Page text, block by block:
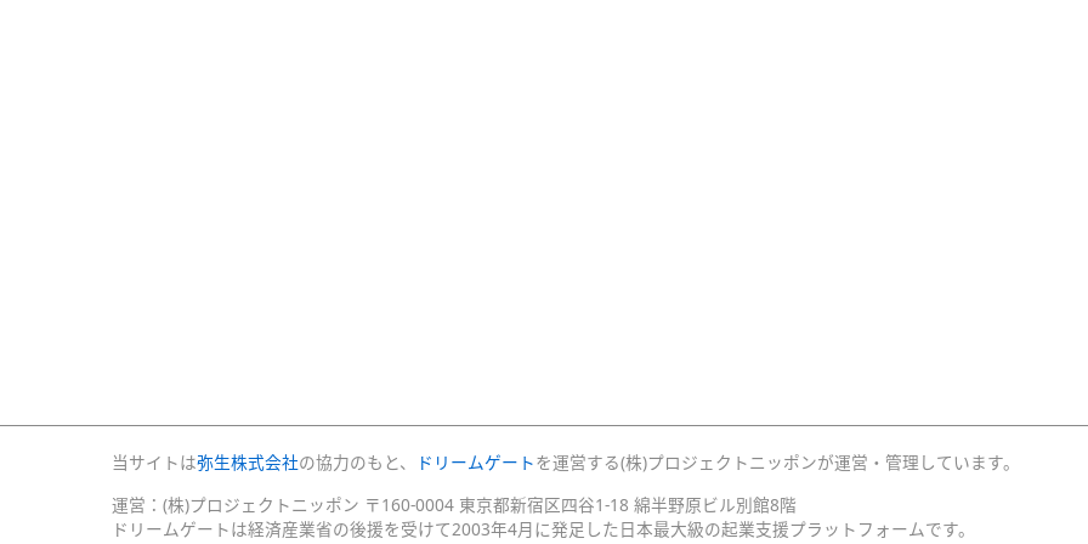
当サイトは弥生株式会社の協力のもと、 ドリームゲートを運営する(株)プロジェクトニッポンが運営・管理しています。
運営：(株)プロジェクトニッポン 〒160-0004 東京都新宿区四谷1-18 綿半野原ビル別館8階
ドリームゲートは経済産業省の後援を受けて2003年4月に発足した日本最大級の起業支援プラットフォームです。